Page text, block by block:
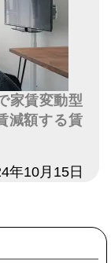
家賃変動型
減額する賃
年10月15日